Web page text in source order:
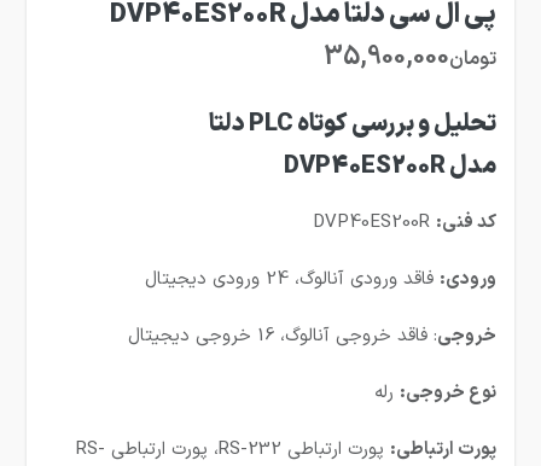
پی ال سی دلتا مدل DVP40ES200R
تومان35,900,000
تحلیل و بررسی کوتاه PLC دلتا
مدل DVP40ES200R
کد فنی: DVP40ES200R
ورودی: فاقد ورودی آنالوگ، 24 ورودی دیجیتال
خروجی: فاقد خروجی آنالوگ، 16 خروجی دیجیتال
نوع خروجی: رله
پورت ارتباطی:
پورت ارتباطی RS-232، پورت ارتباطی RS-